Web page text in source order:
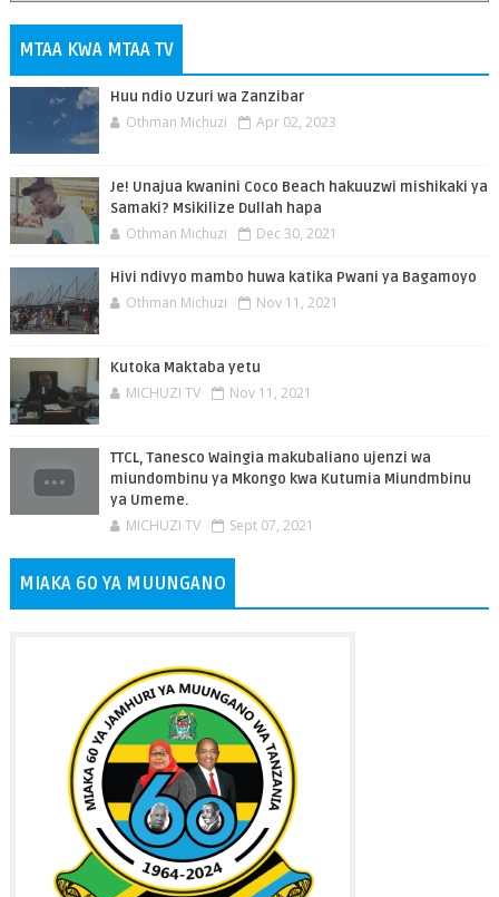
MTAA KWA MTAA TV
Huu ndio Uzuri wa Zanzibar
Othman Michuzi Apr 02, 2023
Je! Unajua kwanini Coco Beach hakuuzwi mishikaki ya
Samaki? Msikilize Dullah hapa
Othman Michuzi Dec 30, 2021
Hivi ndivyo mambo huwa katika Pwani ya Bagamoyo
Othman Michuzi Nov 11, 2021
Kutoka Maktaba yetu
MICHUZI TV Nov 11, 2021
TTCL, Tanesco Waingia makubaliano ujenzi wa
miundombinu ya Mkongo kwa Kutumia Miundmbinu
ya Umeme.
MICHUZI TV Sept 07, 2021
MIAKA 60 YA MUUNGANO